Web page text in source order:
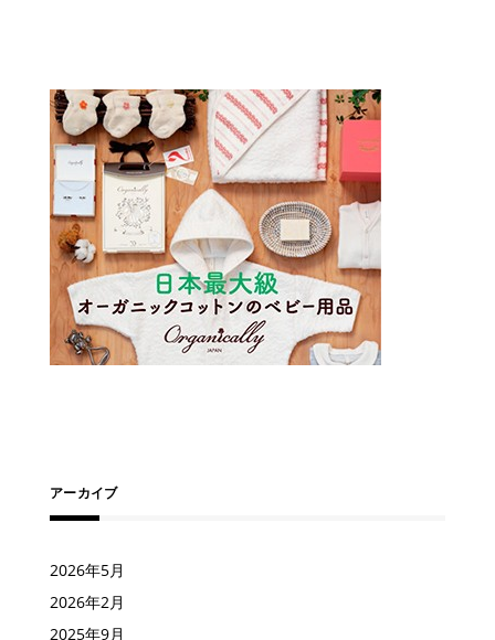
アーカイブ
2026年5月
2026年2月
2025年9月